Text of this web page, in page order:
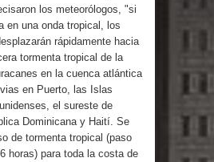
del expresidente Evo
para este jueves en
del territorio nacional
marroquíes cruzan la
los meteorólogos, "si
en una onda tropical, los
rápidamente hacia
tormenta tropical de la
en la cuenca atlántica
en Puerto, las Islas
el sureste de
Dominicana y Haití. Se
de tormenta tropical (paso
horas) para toda la costa de